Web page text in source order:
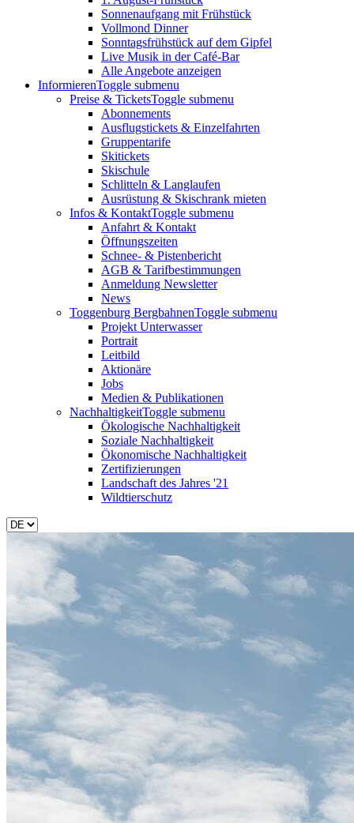
Sonnenaufgang mit Frühstück
Vollmond Dinner
Sonntagsfrühstück auf dem Gipfel
Live Musik in der Café-Bar
Alle Angebote anzeigen
InformierenToggle submenu
Preise & TicketsToggle submenu
Abonnements
Ausflugstickets & Einzelfahrten
Gruppentarife
Skitickets
Skischule
Schlitteln & Langlaufen
Ausrüstung & Skischrank mieten
Infos & KontaktToggle submenu
Anfahrt & Kontakt
Öffnungszeiten
Schnee- & Pistenbericht
AGB & Tarifbestimmungen
Anmeldung Newsletter
News
Toggenburg BergbahnenToggle submenu
Projekt Unterwasser
Portrait
Leitbild
Aktionäre
Jobs
Medien & Publikationen
NachhaltigkeitToggle submenu
Ökologische Nachhaltigkeit
Soziale Nachhaltigkeit
Ökonomische Nachhaltigkeit
Zertifizierungen
Landschaft des Jahres '21
Wildtierschutz